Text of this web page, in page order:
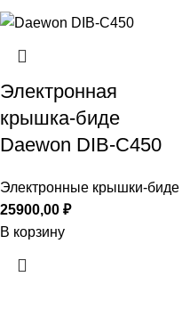
Электронная
крышка-биде
Daewon DIB-C450
Электронные крышки-биде
25900,00 ₽
В корзину